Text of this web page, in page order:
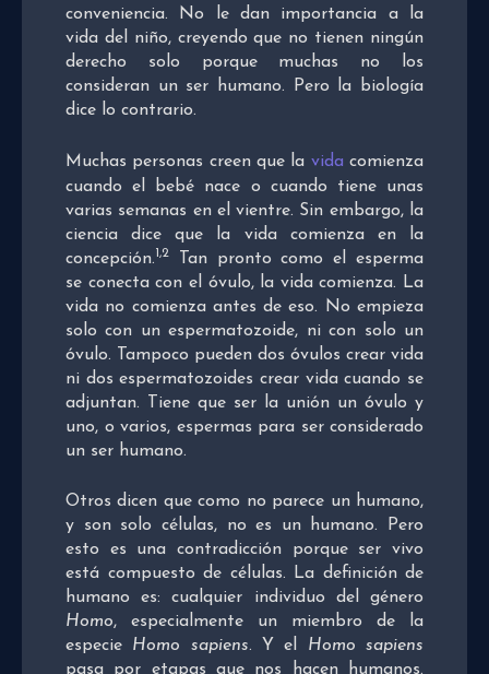
conveniencia. No le dan importancia a la
vida del niño, creyendo que no tienen ningún
derecho solo porque muchas no los
consideran un ser humano. Pero la biología
dice lo contrario.
Muchas personas creen que la vida comienza
cuando el bebé nace o cuando tiene unas
varias semanas en el vientre. Sin embargo, la
ciencia dice que la vida comienza en la
concepción.1,2
Tan pronto como el esperma
se conecta con el óvulo, la vida comienza. La
vida no comienza antes de eso. No empieza
solo con un espermatozoide, ni con solo un
óvulo. Tampoco pueden dos óvulos crear vida
ni dos espermatozoides crear vida cuando se
adjuntan. Tiene que ser la unión un óvulo y
uno, o varios, espermas para ser considerado
un ser humano.
Otros dicen que como no parece un humano,
y son solo células, no es un humano. Pero
esto es una contradicción porque ser vivo
está compuesto de células. La definición de
humano es: cualquier individuo del género
Homo, especialmente un miembro de la
especie Homo sapiens. Y el Homo sapiens
pasa por etapas que nos hacen humanos.